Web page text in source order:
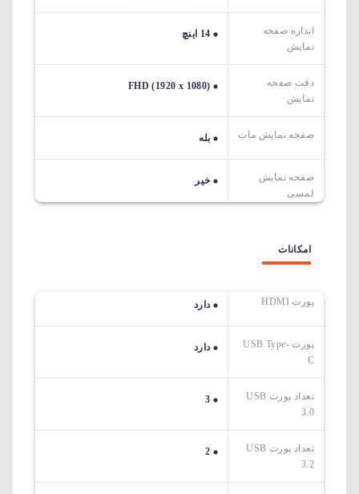
اندازه صفحه
نمایش
14 اینچ
دقت صفحه
نمایش
FHD (1920 x 1080)
صفحه نمایش مات بله
صفحه نمایش
لمسی
خیر
امکانات
پورت HDMI دارد
پورت USB Type-
C
دارد
تعداد پورت USB
3.0
3
تعداد پورت USB
3.2
2